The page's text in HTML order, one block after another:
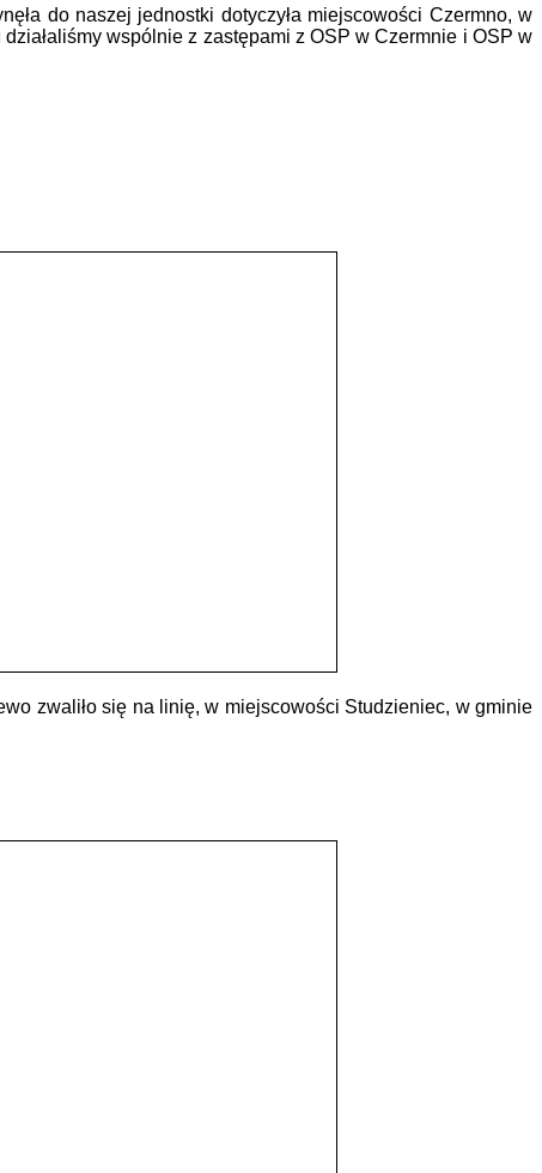
do naszej jednostki dotyczyła miejscowości Czermno, w
wspólnie z zastępami z OSP w Czermnie i OSP w
zwaliło się na linię, w miejscowości Studzieniec, w gminie